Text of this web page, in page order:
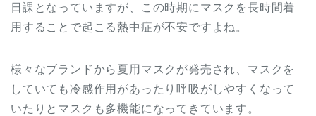
日課となっていますが、この時期にマスクを長時間着
用することで起こる熱中症が不安ですよね。
様々なブランドから夏用マスクが発売され、マスクを
していても冷感作用があったり呼吸がしやすくなって
いたりとマスクも多機能になってきています。